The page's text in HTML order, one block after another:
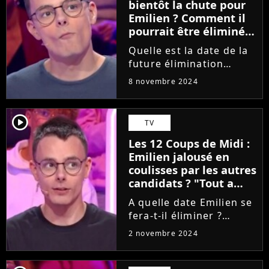
bientôt la chute pour
Emilien ? Comment il
pourrait être éliminé,
"Je suis perdu"
Quelle est la date de la
future élimination
d'Emilien ? Le candidat
des 12 Coups de Midi
avant de trouver l'étoile
mystérieuse de
novembre 2024 ? Pour
l'heure,...
8 novembre 2024
player2 TV
Les 12 Coups de Midi :
Emilien jalousé en
coulisses par les autres
candidats ? "Tout a
une fin", balance un
ancien champion
A quelle date Emilien se
fera-t-il éliminer ?
Quand s'arrêtera le
champion d'un jeu télé ?
2 novembre 2024